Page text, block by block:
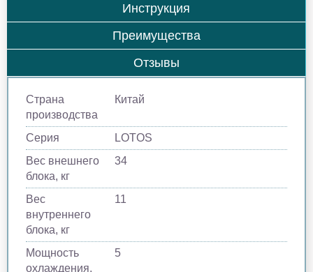
Инструкция
Преимущества
Отзывы
Страна
производства
Китай
Серия
LOTOS
Вес внешнего
блока, кг
34
Вес
внутреннего
блока, кг
11
Мощность
охлаждения,
5